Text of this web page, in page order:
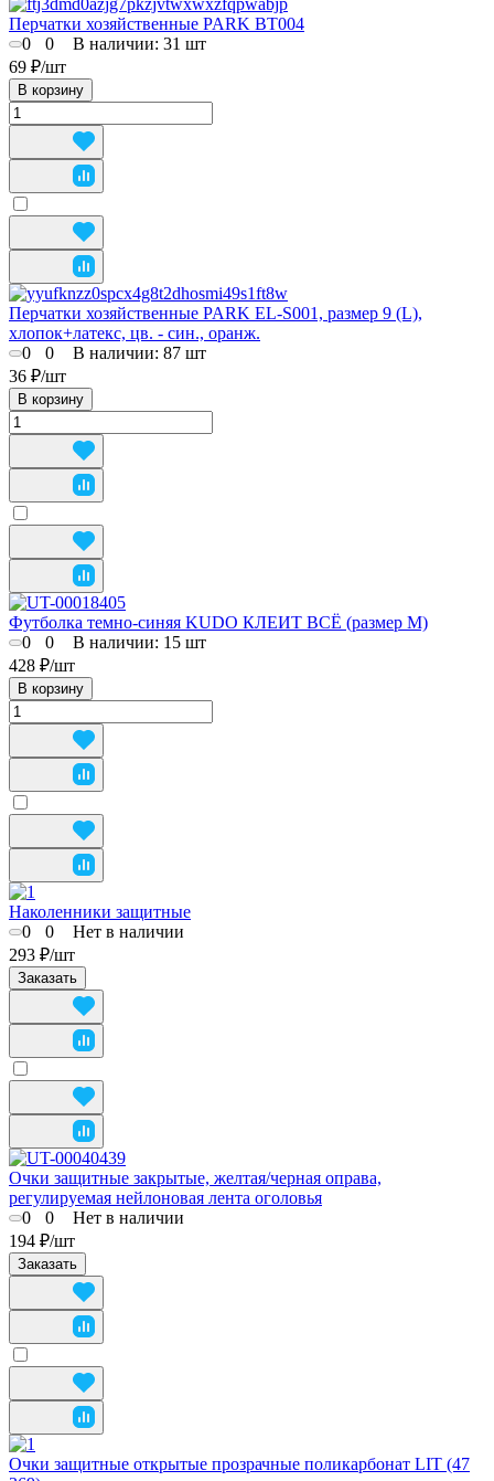
Перчатки хозяйственные PARK BТ004
0
0 В наличии: 31 шт
69 ₽/шт
В корзину
Перчатки хозяйственные PARK EL-S001, размер 9 (L),
хлопок+латекс, цв. - син., оранж.
0
0 В наличии: 87 шт
36 ₽/шт
В корзину
Футболка темно-синяя KUDO КЛЕИТ ВСЁ (размер М)
0
0 В наличии: 15 шт
428 ₽/шт
В корзину
Наколенники защитные
0
0
Нет в наличии
293 ₽/шт
Заказать
Очки защитные закрытые, желтая/черная оправа,
регулируемая нейлоновая лента оголовья
0
0
Нет в наличии
194 ₽/шт
Заказать
Очки защитные открытые прозрачные поликарбонат LIT (47